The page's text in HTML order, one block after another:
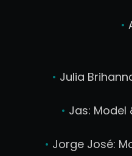
•
• Julia
• Jas:
• Jorge José: